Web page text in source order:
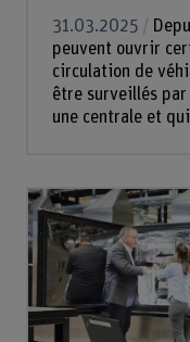
31.03.2025
peuvent ouvrir
circulation de
être surveillés
une centrale et